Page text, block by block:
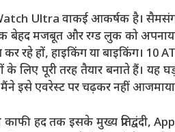
Ultra वाकई आकर्षक है।
बेहद मजबूत और रग्ड लुक को
रहे हों, हाइकिंग या बाइकिंग। 10
के लिए पूरी तरह तैयार बनाते हैं।
इसे एवरेस्ट पर चढ़कर नहीं
हद तक इसके मुख्य प्रतिद्वंदी,